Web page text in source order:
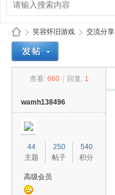
笑容怀旧游戏
›
交流分享
查看: 660 回复: 1
wamh138496
44
主题
250
帖子
540
积分
高级会员